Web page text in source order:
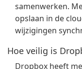
samenwerken.
opslaan in de
wijzigingen
Hoe veilig is
Dropbox heeft